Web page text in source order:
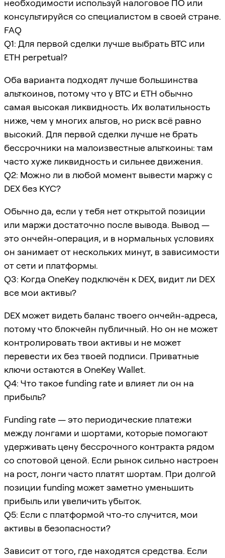
необходимости используй налоговое ПО или
консультируйся со специалистом в своей стране.
FAQ
Q1: Для первой сделки лучше выбрать BTC или
ETH perpetual?
Оба варианта подходят лучше большинства
альткоинов, потому что у BTC и ETH обычно
самая высокая ликвидность. Их волатильность
ниже, чем у многих альтов, но риск всё равно
высокий. Для первой сделки лучше не брать
бессрочники на малоизвестные альткоины: там
часто хуже ликвидность и сильнее движения.
Q2: Можно ли в любой момент вывести маржу с
DEX без KYC?
Обычно да, если у тебя нет открытой позиции
или маржи достаточно после вывода. Вывод —
это ончейн-операция, и в нормальных условиях
он занимает от нескольких минут, в зависимости
от сети и платформы.
Q3: Когда OneKey подключён к DEX, видит ли DEX
все мои активы?
DEX может видеть баланс твоего ончейн-адреса,
потому что блокчейн публичный. Но он не может
контролировать твои активы и не может
перевести их без твоей подписи. Приватные
ключи остаются в OneKey Wallet.
Q4: Что такое funding rate и влияет ли он на
прибыль?
Funding rate — это периодические платежи
между лонгами и шортами, которые помогают
удерживать цену бессрочного контракта рядом
со спотовой ценой. Если рынок сильно настроен
на рост, лонги часто платят шортам. При долгой
позиции funding может заметно уменьшить
прибыль или увеличить убыток.
Q5: Если с платформой что-то случится, мои
активы в безопасности?
Зависит от того, где находятся средства. Если